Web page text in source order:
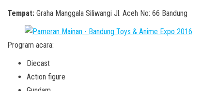
Tempat: Graha Manggala Siliwangi Jl. Aceh No: 66 Bandung
Program acara:
Diecast
Action figure